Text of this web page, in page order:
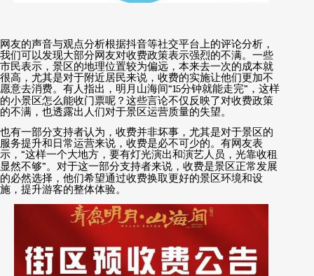
网友的声音与观点分析根据抖音等社交平台上的评论分析，
我们可以发现大部分网友对收费政策表示强烈的不满。一些
市民表示，景区的地理位置较为偏远，本来去一次的成本就
很高，尤其是对于附近居民来说，收费的实施让他们更加不
愿意去消费。有人指出，明月山海间“15分钟就能走完” ，这样
的小景区怎么能收门票呢？这些言论不仅反映了对收费政策
的不满，也透露出人们对于景区运营质量的失望。
也有一部分支持者认为，收费并非坏事，尤其是对于景区的
服务提升和日常运营来说，收费是必不可少的。有网友表
示， “这样一个大地方，要有灯光演出和演艺人员，光靠收租
显然不够”。对于这一部分支持者来说，收费是景区正常发展
的必然选择，他们希望通过收费换取更好的景区环境和设
施，提升游客的整体体验。